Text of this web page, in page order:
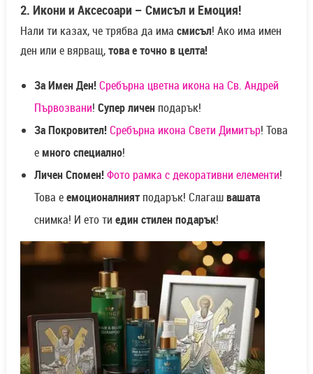
2. Икони и Аксесоари – Смисъл и Емоция!
Нали ти казах, че трябва да има смисъл! Ако има имен
ден или е вярващ,това еточно в целта!
За Имен Ден! Сребърна цветна икона на Св. Андрей
Първозвани! Супер личенподарък!
За Покровител! Сребърна икона Свети Димитър! Това
емного специално!
Личен Спомен! Фото рамка с декоративни елементи!
Това еемоционалниятподарък! Слагашвашата
снимка! И ето ти един стилен подарък!